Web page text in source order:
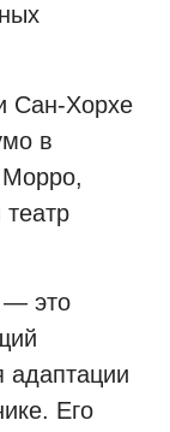
Сан-Хорхе
в
— это
адаптации
Его